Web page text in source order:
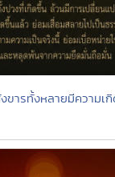
ขารทั้งหลายมีความเ